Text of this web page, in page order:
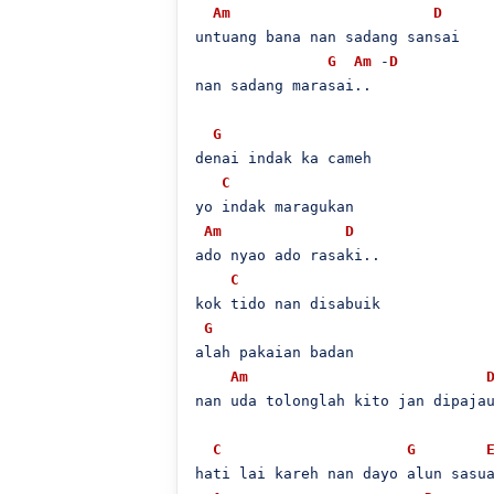
Am
D
untuang bana nan sadang sansai
G
Am -D
nan sadang marasai..
G
denai indak ka cameh
C
yo indak maragukan
Am
D
ado nyao ado rasaki..
C
kok tido nan disabuik
G
alah pakaian badan
Am
D
nan uda tolonglah kito jan
C G
hati lai kareh nan dayo alun